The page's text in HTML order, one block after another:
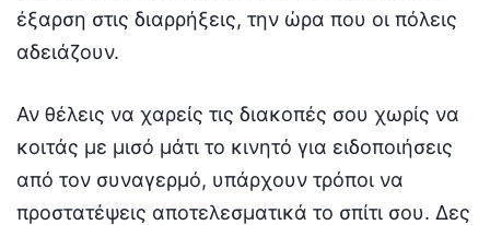
έξαρση στις διαρρήξεις, την ώρα που οι πόλεις
αδειάζουν.
Αν θέλεις να χαρείς τις διακοπές σου χωρίς να
κοιτάς με μισό μάτι το κινητό για ειδοποιήσεις
από τον συναγερμό, υπάρχουν τρόποι να
προστατέψεις αποτελεσματικά το σπίτι σου. Δες